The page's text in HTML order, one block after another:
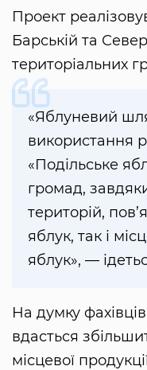
Проект
Барській та
територіальних
«Яблуневий
використання
«Подільське
громад,
територій,
яблук, так і
яблук», —
На думку
вдасться
місцевої